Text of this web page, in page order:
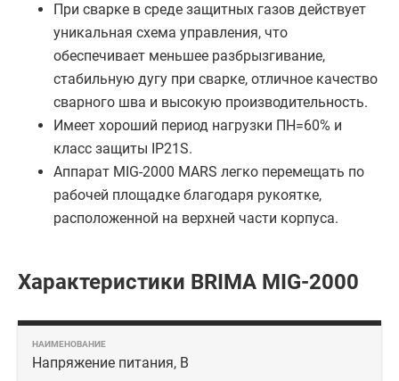
При сварке в среде защитных газов действует
уникальная схема управления, что
обеспечивает меньшее разбрызгивание,
стабильную дугу при сварке, отличное качество
сварного шва и высокую производительность.
Имеет хороший период нагрузки ПН=60% и
класс защиты IP21S.
Аппарат MIG-2000 MARS легко перемещать по
рабочей площадке благодаря рукоятке,
расположенной на верхней части корпуса.
Характеристики BRIMA MIG-2000
Напряжение питания, В